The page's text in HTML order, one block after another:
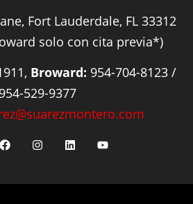
Fort Lauderdale, FL 33312
solo con cita previa*)
Broward: 954-704-8123 /
954-529-9377